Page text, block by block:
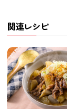
関連レシピ